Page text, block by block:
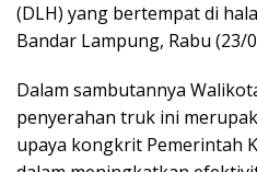
(DLH) yang bertempat di
Bandar Lampung, Rabu (23/
Dalam sambutannya
penyerahan truk ini
upaya kongkrit Pemerintah